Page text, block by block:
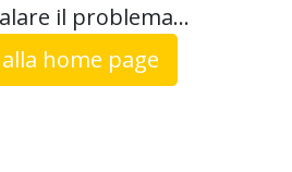
il problema...
home page